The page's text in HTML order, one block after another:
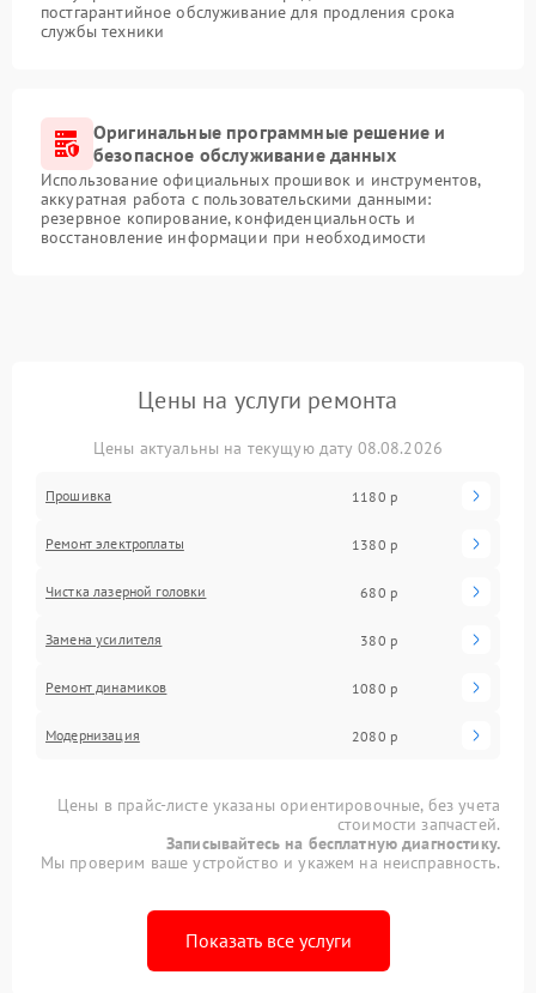
постгарантийное обслуживание для продления срока
службы техники
Оригинальные программные решение и
безопасное обслуживание данных
Использование официальных прошивок и инструментов,
аккуратная работа с пользовательскими данными:
резервное копирование, конфиденциальность и
восстановление информации при необходимости
Цены на услуги ремонта
Цены актуальны на текущую дату 08.08.2026
Прошивка 1180 р
Ремонт электроплаты 1380 р
Чистка лазерной головки 680 р
Замена усилителя 380 р
Ремонт динамиков 1080 р
Модернизация 2080 р
Цены в прайс-листе указаны ориентировочные, без учета
стоимости запчастей.
Записывайтесь на бесплатную диагностику.
Мы проверим ваше устройство и укажем на неисправность.
Показать все услуги